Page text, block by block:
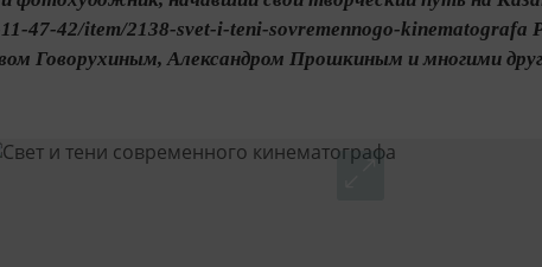
47-42/item/2138-svet-i-teni-sovremennogo-kinematografa
Говорухиным, Александром Прошкиным и многими